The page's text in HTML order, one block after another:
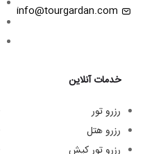
info@tourgardan.com
خدمات آنلاین
رزرو تور
رزرو هتل
رزرو تور کیش